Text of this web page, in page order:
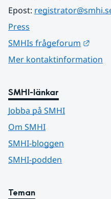
Epost:
Press
SMHIs frågeforum
Mer kontaktinformation
SMHI-länkar
Jobba på SMHI
Om SMHI
SMHI-bloggen
SMHI-podden
Teman